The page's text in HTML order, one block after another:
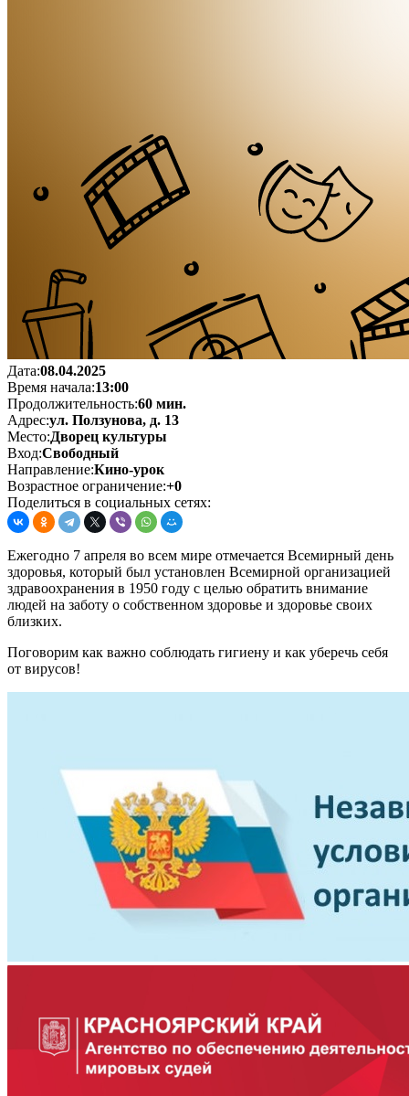
Дата:08.04.2025
Время начала:13:00
Продолжительность:60 мин.
Адрес:ул. Ползунова, д. 13
Место:Дворец культуры
Вход:Свободный
Направление:Кино-урок
Возрастное ограничение:+0
Поделиться в социальных сетях:
Ежегодно 7 апреля во всем мире отмечается Всемирный день
здоровья, который был установлен Всемирной организацией
здравоохранения в 1950 году с целью обратить внимание
людей на заботу о собственном здоровье и здоровье своих
близких.
Поговорим как важно соблюдать гигиену и как уберечь себя
от вирусов!